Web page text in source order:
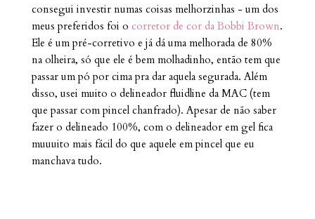
consegui investir numas coisas melhorzinhas - um dos
meus preferidos foi o corretor de cor da Bobbi Brown.
Ele é um pré-corretivo e já dá uma melhorada de 80%
na olheira, só que ele é bem molhadinho, então tem que
passar um pó por cima pra dar aquela segurada. Além
disso, usei muito o delineador fluidline da MAC (tem
que passar com pincel chanfrado). Apesar de não saber
fazer o delineado 100%, com o delineador em gel fica
muuuito mais fácil do que aquele em pincel que eu
manchava tudo.